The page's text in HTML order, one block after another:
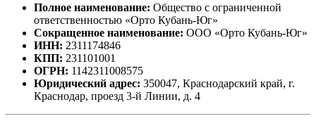
Полное наименование: Общество с ограниченной
ответственностью «Орто Кубань-Юг»
Сокращенное наименование: ООО «Орто Кубань-Юг»
ИНН: 2311174846
КПП: 231101001
ОГРН: 1142311008575
Юридический адрес: 350047, Краснодарский край, г.
Краснодар, проезд 3-й Линии, д. 4